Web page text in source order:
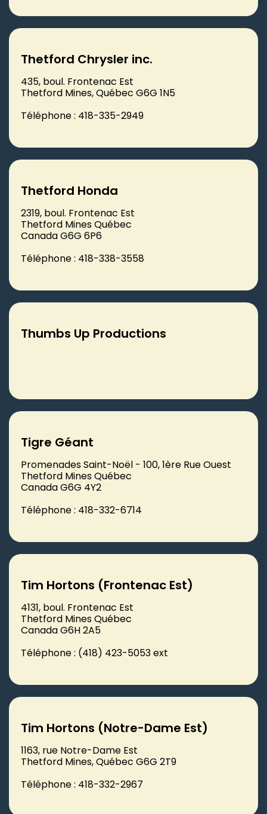
Thetford Chrysler inc.
435, boul. Frontenac Est
Thetford Mines, Québec G6G 1N5
Téléphone : 418-335-2949
Thetford Honda
2319, boul. Frontenac Est
Thetford Mines Québec
Canada G6G 6P6
Téléphone : 418-338-3558
Thumbs Up Productions
Tigre Géant
Promenades Saint-Noël - 100, 1ère Rue Ouest
Thetford Mines Québec
Canada G6G 4Y2
Téléphone : 418-332-6714
Tim Hortons (Frontenac Est)
4131, boul. Frontenac Est
Thetford Mines Québec
Canada G6H 2A5
Téléphone : (418) 423-5053 ext
Tim Hortons (Notre-Dame Est)
1163, rue Notre-Dame Est
Thetford Mines, Québec G6G 2T9
Téléphone : 418-332-2967